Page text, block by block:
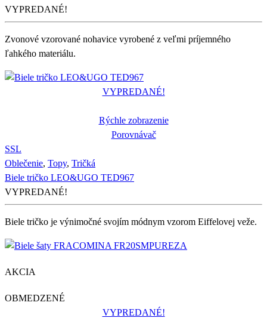
VYPREDANÉ!
Zvonové vzorované nohavice vyrobené z veľmi príjemného
ľahkého materiálu.
VYPREDANÉ!
Rýchle zobrazenie
Porovnávač
SSL
Oblečenie, Topy, Tričká
Biele tričko LEO&UGO TED967
VYPREDANÉ!
Biele tričko je výnimočné svojím módnym vzorom Eiffelovej veže.
AKCIA
OBMEDZENÉ
VYPREDANÉ!